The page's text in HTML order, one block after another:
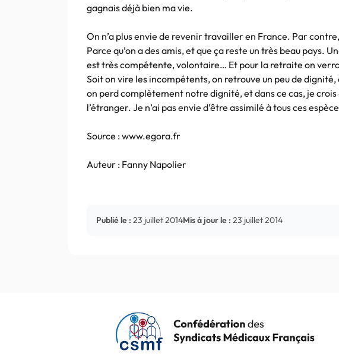
gagnais déjà bien ma vie.
On n’a plus envie de revenir travailler en France. Par
Parce qu’on a des amis, et que ça reste un très beau pays.
est très compétente, volontaire… Et pour la retraite on
Soit on vire les incompétents, on retrouve un peu de
on perd complètement notre dignité, et dans ce cas, je crois
l’étranger. Je n’ai pas envie d’être assimilé à tous ces
Source : www.egora.fr
Auteur : Fanny Napolier
Publié le : 23 juillet 2014Mis à jour le : 23 juillet 2014